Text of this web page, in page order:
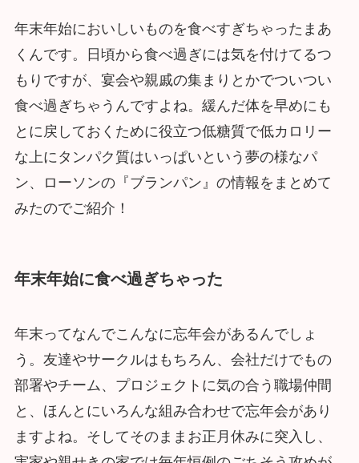
年末年始においしいものを食べすぎちゃったまあ
くんです。日頃から食べ過ぎには気を付けてるつ
もりですが、宴会や親戚の集まりとかでついつい
食べ過ぎちゃうんですよね。緩んだ体を早めにも
とに戻しておくために役立つ低糖質で低カロリー
な上にタンパク質はいっぱいという夢の様なパ
ン、ローソンの『ブランパン』の情報をまとめて
みたのでご紹介！
年末年始に食べ過ぎちゃった
年末ってなんでこんなに忘年会があるんでしょ
う。友達やサークルはもちろん、会社だけでもの
部署やチーム、プロジェクトに気の合う職場仲間
と、ほんとにいろんな組み合わせで忘年会があり
ますよね。そしてそのままお正月休みに突入し、